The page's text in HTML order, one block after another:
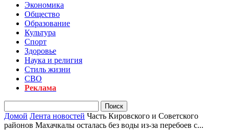
Экономика
Общество
Образование
Культура
Спорт
Здоровье
Наука и религия
Стиль жизни
СВО
Реклама
Домой Лента новостей Часть Кировского и Советского
районов Махачкалы осталась без воды из-за перебоев с...